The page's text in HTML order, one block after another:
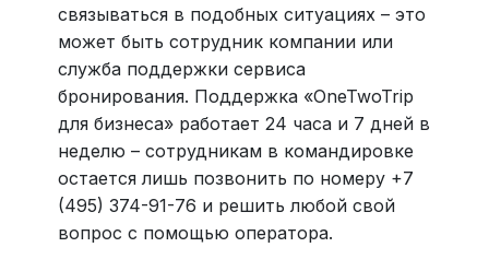
связываться в подобных ситуациях – это
может быть сотрудник компании или
служба поддержки сервиса
бронирования. Поддержка «OneTwoTrip
для бизнеса» работает 24 часа и 7 дней в
неделю – сотрудникам в командировке
остается лишь позвонить по номеру +7
(495) 374-91-76 и решить любой свой
вопрос с помощью оператора.